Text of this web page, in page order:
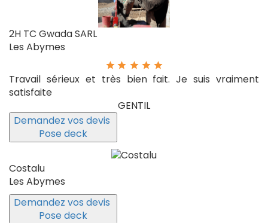
2H TC Gwada SARL
Les Abymes
Travail sérieux et très bien fait. Je suis vraiment
satisfaite
GENTIL
Demandez vos devis
Pose deck
Costalu
Les Abymes
Demandez vos devis
Pose deck